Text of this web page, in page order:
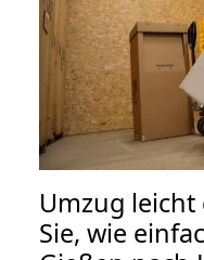
Umzug
Sie, wie